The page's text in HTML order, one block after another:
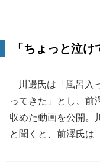
「ちょっと泣け
川邊氏は「風呂入
ってきた」とし、前
収めた動画を公開。
と聞くと、前澤氏は